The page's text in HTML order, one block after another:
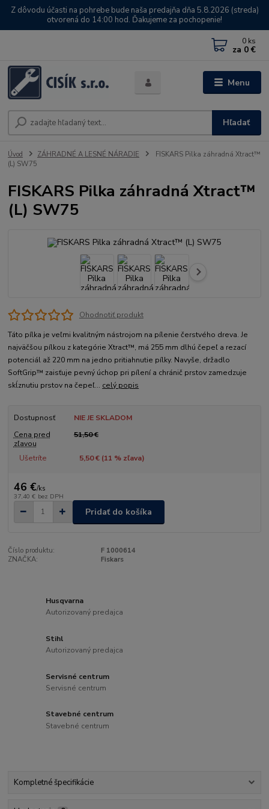
Z dôvodu účasti na pohrebe bude naša predajňa dňa 5.8.2026 (streda)
otvorená do 14:00 hod. Ďakujeme za pochopenie!
Menu
Hľadať
0 ks
za 0 €
Úvod ZÁHRADNÉ A LESNÉ NÁRADIE
FISKARS Pilka záhradná Xtract™
(L) SW75
FISKARS Pilka záhradná Xtract™
(L) SW75
Ohodnotiť produkt
Táto pílka je veľmi kvalitným nástrojom na pílenie čerstvého dreva. Je
najväčšou pílkou z kategórie Xtract™, má 255 mm dlhú čepeľ a rezací
potenciál až 220 mm na jedno pritiahnutie pílky. Navyše, držadlo
SoftGrip™ zaisťuje pevný úchop pri pílení a chránič prstov zamedzuje
skĺznutiu prstov na čepeľ... celý popis
Dostupnosť
NIE JE SKLADOM
Cena pred
zľavou
51,50 €
Ušetríte 5,50 € (11 % zľava)
46 €/ks
37,40 € bez DPH
Pridať do košíka
Číslo produktu:
F 1000614
ZNAČKA:
Fiskars
Husqvarna
Autorizovaný predajca
Stihl
Autorizovaný predajca
Servisné centrum
Servisné centrum
Stavebné centrum
Stavebné centrum
Kompletné špecifikácie